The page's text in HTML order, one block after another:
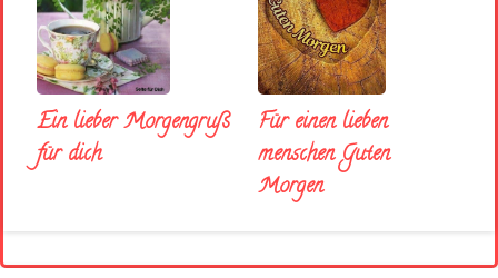
Ein lieber Morgengruß
für dich
Für einen lieben
menschen Guten
Morgen